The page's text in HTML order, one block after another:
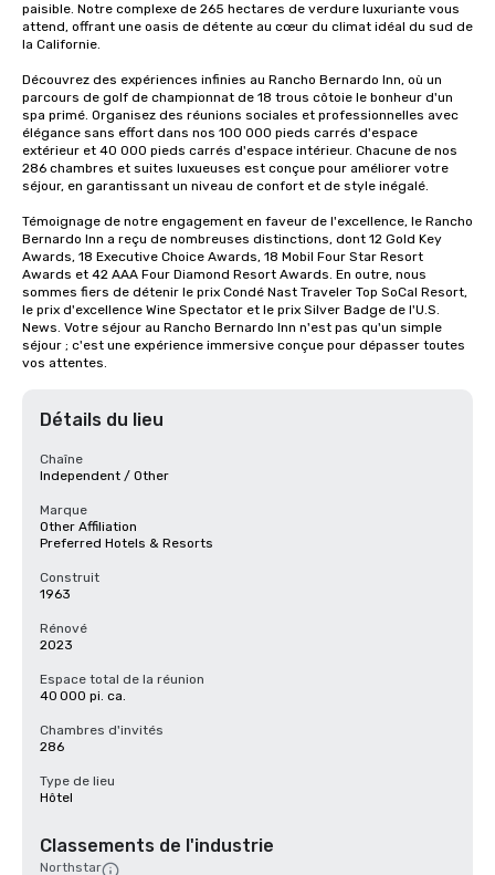
paisible. Notre complexe de 265 hectares de verdure luxuriante vous
attend, offrant une oasis de détente au cœur du climat idéal du sud de
la Californie.
Découvrez des expériences infinies au Rancho Bernardo Inn, où un
parcours de golf de championnat de 18 trous côtoie le bonheur d'un
spa primé. Organisez des réunions sociales et professionnelles avec
élégance sans effort dans nos 100 000 pieds carrés d'espace
extérieur et 40 000 pieds carrés d'espace intérieur. Chacune de nos
286 chambres et suites luxueuses est conçue pour améliorer votre
séjour, en garantissant un niveau de confort et de style inégalé.
Témoignage de notre engagement en faveur de l'excellence, le Rancho
Bernardo Inn a reçu de nombreuses distinctions, dont 12 Gold Key
Awards, 18 Executive Choice Awards, 18 Mobil Four Star Resort
Awards et 42 AAA Four Diamond Resort Awards. En outre, nous
sommes fiers de détenir le prix Condé Nast Traveler Top SoCal Resort,
le prix d'excellence Wine Spectator et le prix Silver Badge de l'U.S.
News. Votre séjour au Rancho Bernardo Inn n'est pas qu'un simple
séjour ; c'est une expérience immersive conçue pour dépasser toutes
vos attentes.
Détails du lieu
Chaîne
Independent / Other
Marque
Other Affiliation
Preferred Hotels & Resorts
Construit
1963
Rénové
2023
Espace total de la réunion
40 000 pi. ca.
Chambres d'invités
286
Type de lieu
Hôtel
Classements de l'industrie
Northstar